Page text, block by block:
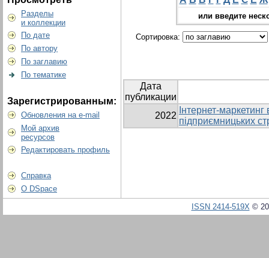
Разделы
и коллекции
По дате
По автору
По заглавию
По тематике
Зарегистрированным:
Обновления на e-mail
Мой архив
ресурсов
Редактировать профиль
Справка
О DSpace
или введите
Сортировка:
Дата
публикации
2022
Інтернет-маркетинг
підприємницьких
ISSN 2414-519X©